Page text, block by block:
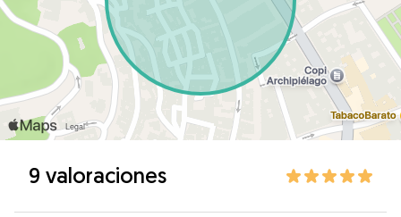
9 valoraciones